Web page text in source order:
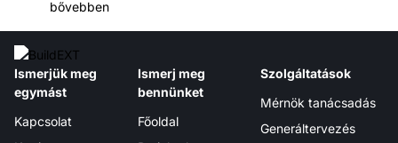
bővebben
Ismerjük meg
egymást
Kapcsolat
Ismerj meg
bennünket
Főoldal
Szolgáltatások
Mérnök tanácsadás
Generáltervezés